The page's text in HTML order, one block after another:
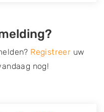
Registreer uw
nog!